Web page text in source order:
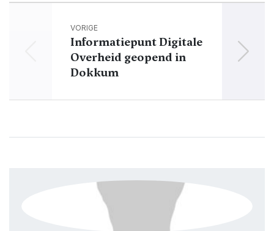
VORIGE
Informatiepunt Digitale
Overheid geopend in
Dokkum